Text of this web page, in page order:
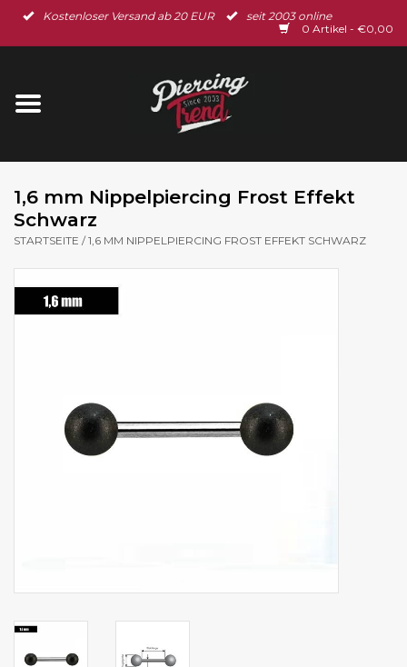
Kostenloser Versand ab 20 EUR
seit 2003 online
0 Artikel - €0,00
Startseite
Ohrschmuck
1,6 mm Nippelpiercing Frost Effekt
Schwarz
STARTSEITE /1,6 MM NIPPELPIERCING FROST EFFEKT SCHWARZ